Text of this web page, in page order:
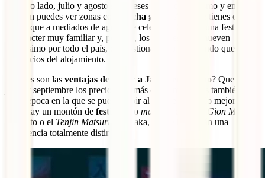
Por otro lado, julio y agosto son meses de mucho turismo y en Japón
también puedes ver zonas con
mucha gente
. A esto le tienes que
añadir que a mediados de agosto se celebra el O-bon, una festividad
de carácter muy familiar y, por ello, los japoneses se mueven
muchísimo por todo el país, congestionándolo y haciendo que suban
los precios del alojamiento.
¿Cuáles son las ventajas de viajar a Japón en verano? Que en
junio y septiembre los precios son más económicos. Es también la
única época en la que se puede subir al Monte Fuji y, lo mejor de
todo, hay un montón de festivales o matsuris
Gion Matsuri
de Kioto o el Tenjin Matsuri
de Osaka, que te brindarán una
experiencia totalmente distinta.